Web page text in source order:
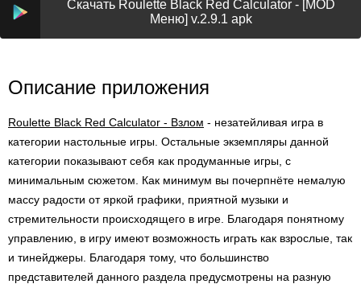
Скачать Roulette Black Red Calculator - [MOD
Меню] v.2.9.1 apk
Описание приложения
Roulette Black Red Calculator - Взлом - незатейливая игра в
категории настольные игры. Остальные экземпляры данной
категории показывают себя как продуманные игры, с
минимальным сюжетом. Как минимум вы почерпнёте немалую
массу радости от яркой графики, приятной музыки и
стремительности происходящего в игре. Благодаря понятному
управлению, в игру имеют возможность играть как взрослые, так
и тинейджеры. Благодаря тому, что большинство
представителей данного раздела предусмотрены на разную